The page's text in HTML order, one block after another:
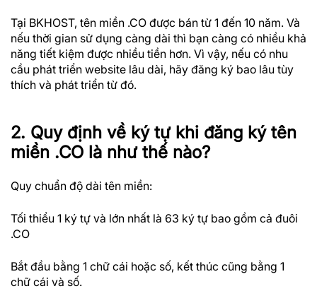
Tại BKHOST, tên miền .CO được bán từ 1 đến 10 năm. Và
nếu thời gian sử dụng càng dài thì bạn càng có nhiều khả
năng tiết kiệm được nhiều tiền hơn. Vì vậy, nếu có nhu
cầu phát triển website lâu dài, hãy đăng ký bao lâu tùy
thích và phát triển từ đó.
2. Quy định về ký tự khi đăng ký tên
miền .CO là như thế nào?
Quy chuẩn độ dài tên miền:
Tối thiểu 1 ký tự và lớn nhất là 63 ký tự bao gồm cả đuôi
.CO
Bắt đầu bằng 1 chữ cái hoặc số, kết thúc cũng bằng 1
chữ cái và số.